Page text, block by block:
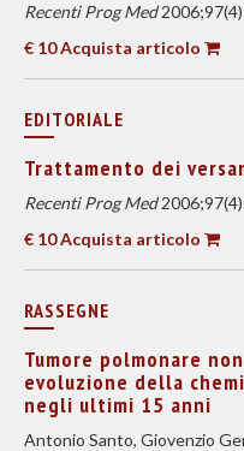
Recenti Prog Med
€ 10 Acquista articolo
EDITORIALE
Trattamento dei
Recenti Prog Med
€ 10 Acquista articolo
RASSEGNE
Tumore polmonare
evoluzione della
negli ultimi 15 anni
Antonio Santo, Giovenzio